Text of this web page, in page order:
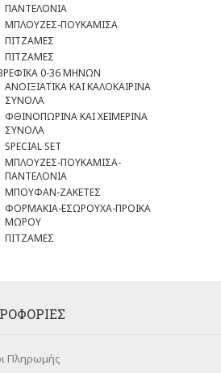
ΠΑΝΤΕΛΟΝΙΑ
ΜΠΛΟΥΖΕΣ-ΠΟΥΚΑΜΙΣΑ
ΠΙΤΖΑΜΕΣ
ΠΙΤΖΑΜΕΣ
0-36 ΜΗΝΩΝ
ΑΝΟΙΞΙΑΤΙΚΑ ΚΑΙ ΚΑΛΟΚΑΙΡΙΝΑ
ΣΥΝΟΛΑ
ΦΘΙΝΟΠΩΡΙΝΑ ΚΑΙ ΧΕΙΜΕΡΙΝΑ
ΣΥΝΟΛΑ
SPECIAL SET
ΜΠΛΟΥΖΕΣ-ΠΟΥΚΑΜΙΣΑ-
ΠΑΝΤΕΛΟΝΙΑ
ΜΠΟΥΦΑΝ-ΖΑΚΕΤΕΣ
ΦΟΡΜΑΚΙΑ-ΕΣΩΡΟΥΧΑ-ΠΡΟΙΚΑ
ΜΩΡΟΥ
ΠΙΤΖΑΜΕΣ
Πληρωμής